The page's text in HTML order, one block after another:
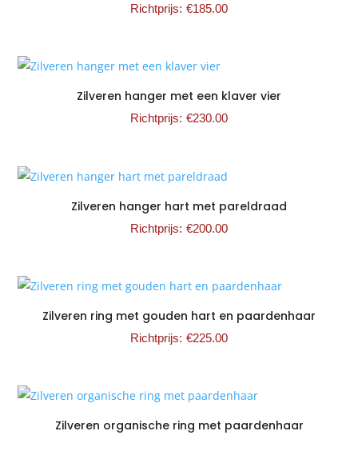
€185.00
Zilveren hanger met een klaver vier
€230.00
Zilveren hanger hart met pareldraad
€200.00
Zilveren ring met gouden hart en paardenhaar
€225.00
Zilveren organische ring met paardenhaar